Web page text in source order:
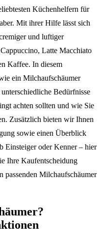
Küchenhelfern für
Mit ihrer Hilfe lässt sich
und luftiger
Latte Macchiato
Kaffee. In diesem
ein Milchaufschäumer
Bedürfnisse
achten sollten und wie Sie
Zusätzlich bieten wir Ihnen
sowie einen Überblick
Einsteiger oder Kenner – hier
Ihre Kaufentscheidung
passenden Milchaufschäumer